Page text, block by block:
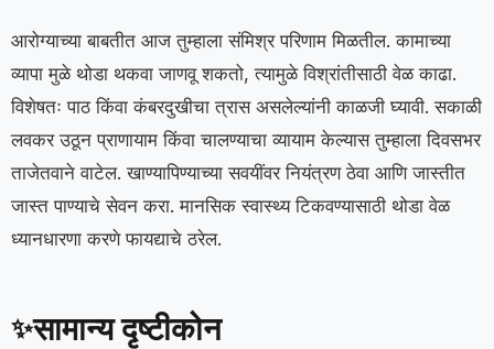
आरोग्याच्या बाबतीत आज तुम्हाला संमिश्र परिणाम मिळतील. कामाच्या
व्यापा मुळे थोडा थकवा जाणवू शकतो, त्यामुळे विश्रांतीसाठी वेळ काढा.
विशेषतः पाठ किंवा कंबरदुखीचा त्रास असलेल्यांनी काळजी घ्यावी. सकाळी
लवकर उठून प्राणायाम किंवा चालण्याचा व्यायाम केल्यास तुम्हाला दिवसभर
ताजेतवाने वाटेल. खाण्यापिण्याच्या सवयींवर नियंत्रण ठेवा आणि जास्तीत
जास्त पाण्याचे सेवन करा. मानसिक स्वास्थ्य टिकवण्यासाठी थोडा वेळ
ध्यानधारणा करणे फायद्याचे ठरेल.
✨सामान्य दृष्टीकोन